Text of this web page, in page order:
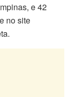
e 42
no site